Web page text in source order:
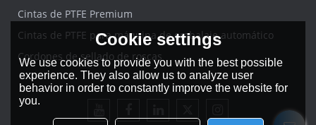
Cintas de PTFE Premium
Cintas de PTFE para máquina de embalaje automático
Cordones de sellado de roscas
Cookie settings
We use cookies to provide you with the best possible
experience. They also allow us to analyze user
behavior in order to constantly improve the website for
you.